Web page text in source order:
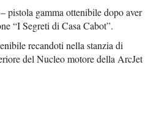
– pistola gamma ottenibile dopo aver
“I Segreti di Casa Cabot”.
recandoti nella stanzia di
del Nucleo motore della ArcJet